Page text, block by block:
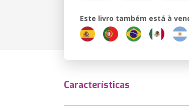
Este livro também está à
Características